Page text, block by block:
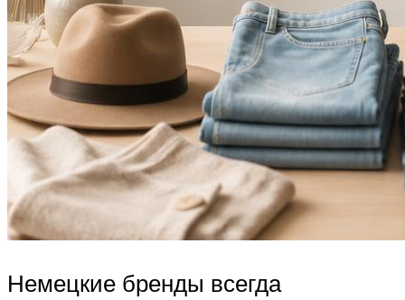
Немецкие бренды всегда